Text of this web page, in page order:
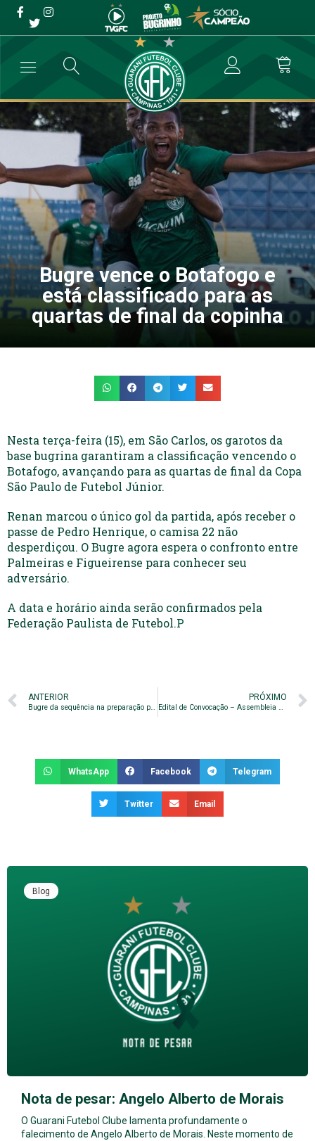
Bugre vence o Botafogo e
está classificado para as
quartas de final da copinha
Copa São Paulo → Bugre vence o Botafogo e está classificado
Bugre vence o Botafogo e
está classificado para as
quartas de final da copinha
Nesta terça-feira (15), em São Carlos, os garotos da
base bugrina garantiram a classificação vencendo o
Botafogo, avançando para as quartas de final da Copa
São Paulo de Futebol Júnior.
Renan marcou o único gol da partida, após receber o
passe de Pedro Henrique, o camisa 22 não
desperdiçou. O Bugre agora espera o confronto entre
Palmeiras e Figueirense para conhecer seu
adversário.
A data e horário ainda serão confirmados pela
Federação Paulista de Futebol.P
ANTERIOR
Bugre da sequência na preparação para enfrentar o Bragantino
PRÓXIMO
Edital de Convocação – Assembleia Geral Ordinária
WhatsApp Facebook Telegram
Twitter Email
Blog
Nota de pesar: Angelo Alberto de Morais
O Guarani Futebol Clube lamenta profundamente o
falecimento de Angelo Alberto de Morais. Neste momento de